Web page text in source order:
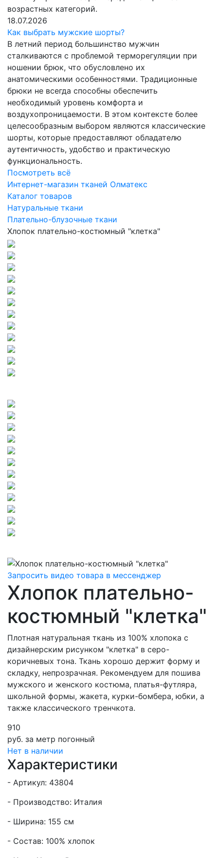
возрастных категорий.
18.07.2026
Как выбрать мужские шорты?
В летний период большинство мужчин
сталкиваются с проблемой терморегуляции при
ношении брюк, что обусловлено их
анатомическими особенностями. Традиционные
брюки не всегда способны обеспечить
необходимый уровень комфорта и
воздухопроницаемости. В этом контексте более
целесообразным выбором являются классические
шорты, которые предоставляют обладателю
аутентичность, удобство и практическую
функциональность.
Посмотреть всё
Интернет-магазин тканей Олматекс
Каталог товаров
Натуральные ткани
Плательно-блузочные ткани
Хлопок плательно-костюмный "клетка"
Запросить видео товара в мессенджер
Хлопок плательно-
костюмный "клетка"
Плотная натуральная ткань из 100% хлопока с
дизайнерским рисунком "клетка" в серо-
коричневых тона. Ткань хорошо держит форму и
складку, непрозрачная. Рекомендуем для пошива
мужского и женского костюма, платья-футляра,
школьной формы, жакета, курки-бомбера, юбки, а
также классического тренчкота.
910
руб. за метр погонный
Нет в наличии
Характеристики
- Артикул: 43804
- Производство: Италия
- Ширина: 155 см
- Состав: 100% хлопок